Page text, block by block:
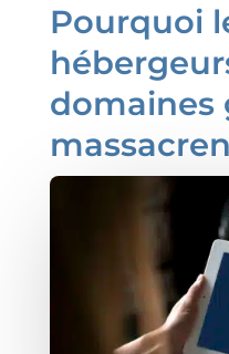
Pourquoi
domaines